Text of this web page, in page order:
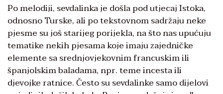
Po melodiji, sevdalinka je došla pod utjecaj Istoka,
odnosno Turske, ali po tekstovnom sadržaju neke
pjesme su još starijeg porijekla, na što nas upućuju
tematike nekih pjesama koje imaju zajedničke
elemente sa srednjovjekovnim francuskim ili
španjolskim baladama, npr. teme incesta ili
djevojke ratnice. Često su sevdalinke samo dijelovi